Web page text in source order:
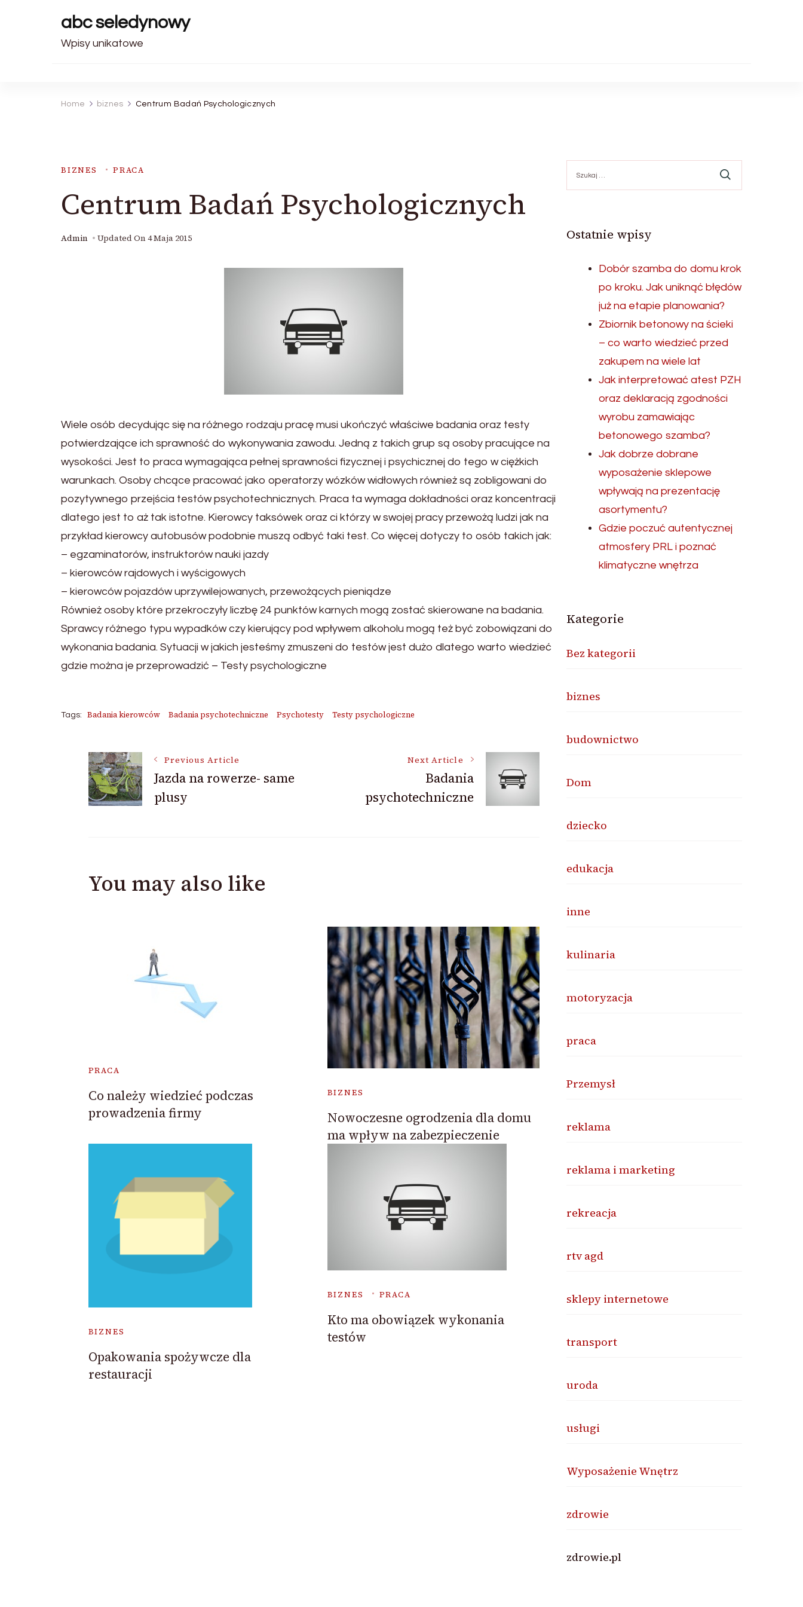
abc seledynowy
Wpisy unikatowe
Home biznes Centrum Badań Psychologicznych
BIZNES PRACA
Centrum Badań Psychologicznych
Admin Updated On 4 Maja 2015
Wiele osób decydując się na różnego rodzaju pracę musi ukończyć właściwe badania oraz testy
potwierdzające ich sprawność do wykonywania zawodu. Jedną z takich grup są osoby pracujące na
wysokości. Jest to praca wymagająca pełnej sprawności fizycznej i psychicznej do tego w ciężkich
warunkach. Osoby chcące pracować jako operatorzy wózków widłowych również są zobligowani do
pozytywnego przejścia testów psychotechnicznych. Praca ta wymaga dokładności oraz koncentracji
dlatego jest to aż tak istotne. Kierowcy taksówek oraz ci którzy w swojej pracy przewożą ludzi jak na
przykład kierowcy autobusów podobnie muszą odbyć taki test. Co więcej dotyczy to osób takich jak:
– egzaminatorów, instruktorów nauki jazdy
– kierowców rajdowych i wyścigowych
– kierowców pojazdów uprzywilejowanych, przewożących pieniądze
Również osoby które przekroczyły liczbę 24 punktów karnych mogą zostać skierowane na badania.
Sprawcy różnego typu wypadków czy kierujący pod wpływem alkoholu mogą też być zobowiązani do
wykonania badania. Sytuacji w jakich jesteśmy zmuszeni do testów jest dużo dlatego warto wiedzieć
gdzie można je przeprowadzić – Testy psychologiczne
Tags: Badania kierowców Badania psychotechniczne Psychotesty Testy psychologiczne
Post
Navigation
Previous Article
Jazda na rowerze- same
plusy
Next Article
Badania
psychotechniczne
You may also like
PRACA
Co należy wiedzieć podczas
prowadzenia firmy
BIZNES
Nowoczesne ogrodzenia dla domu
ma wpływ na zabezpieczenie
BIZNES
Opakowania spożywcze dla
restauracji
BIZNES PRACA
Kto ma obowiązek wykonania
testów
Ostatnie wpisy
Dobór szamba do domu krok
po kroku. Jak uniknąć błędów
już na etapie planowania?
Zbiornik betonowy na ścieki
– co warto wiedzieć przed
zakupem na wiele lat
Jak interpretować atest PZH
oraz deklaracją zgodności
wyrobu zamawiając
betonowego szamba?
Jak dobrze dobrane
wyposażenie sklepowe
wpływają na prezentację
asortymentu?
Gdzie poczuć autentycznej
atmosfery PRL i poznać
klimatyczne wnętrza
Kategorie
Bez kategorii
biznes
budownictwo
Dom
dziecko
edukacja
inne
kulinaria
motoryzacja
praca
Przemysł
reklama
reklama i marketing
rekreacja
rtv agd
sklepy internetowe
transport
uroda
usługi
Wyposażenie Wnętrz
zdrowie
zdrowie.pl